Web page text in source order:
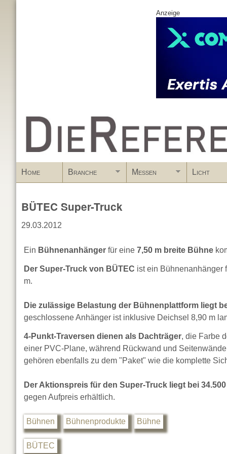
Anzeige
www.DieReferenz.de
Home Branche Messen Licht
BÜTEC Super-Truck
29.03.2012
Ein Bühnenanhänger für eine 7,50 m breite Bühne
Der Super-Truck von BÜTEC ist ein Bühnenanhänger
m.
Die zulässige Belastung der Bühnenplattform liegt
geschlossene Anhänger ist inklusive Deichsel 8,90 m
4-Punkt-Traversen dienen als Dachträger, die Farbe
einer PVC-Plane, während Rückwand und
gehören ebenfalls zu dem "Paket" wie die komplette
Der Aktionspreis für den Super-Truck liegt bei
gegen Aufpreis erhältlich.
Bühnen Bühnenprodukte Bühne
BÜTEC